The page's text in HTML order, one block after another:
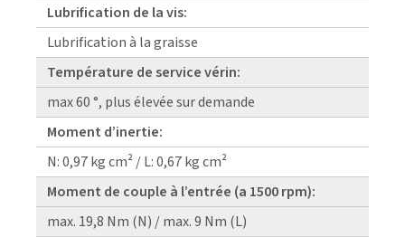
Lubrification de la vis:
Lubrification à la graisse
Température de service vérin:
max 60 °, plus élevée sur demande
Moment d’inertie:
N: 0,97 kg cm² / L: 0,67 kg cm²
Moment de couple à l’entrée (a 1500 rpm):
max. 19,8 Nm (N) / max. 9 Nm (L)